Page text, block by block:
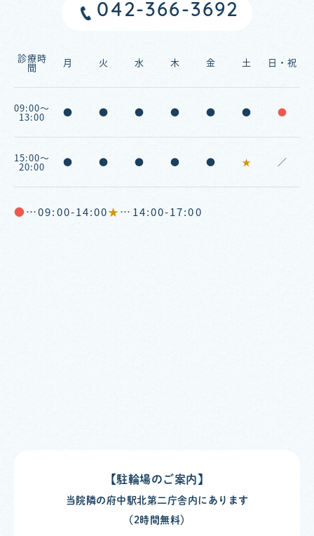
042-366-3692
診療時
間 月 火 水 木 金 土 日・祝
09:00～
13:00 ● ● ● ● ● ● ●
15:00～
20:00 ● ● ● ● ● ★ ／
●…09:00-14:00★…14:00-17:00
【駐輪場のご案内】
当院隣の府中駅北第二庁舎内にあります
（2時間無料）